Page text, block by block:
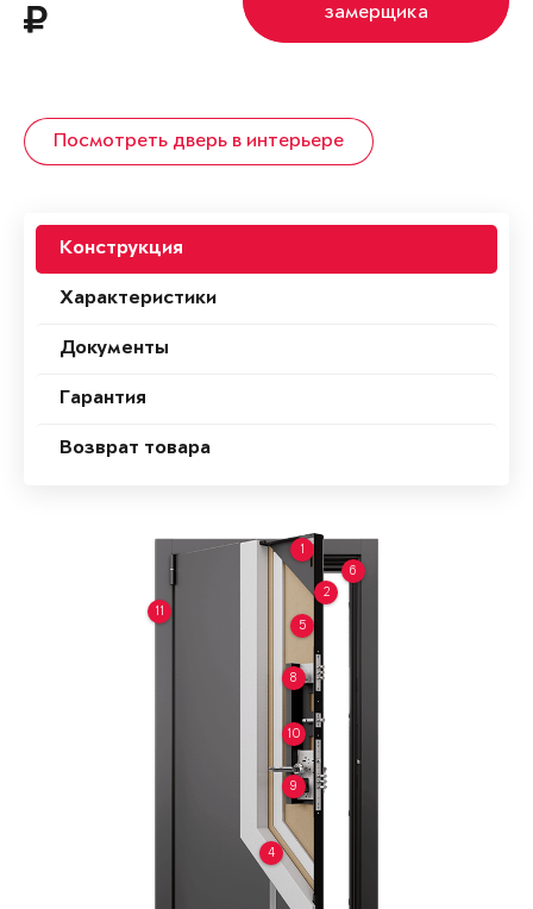
замерщика
Посмотреть дверь в интерьере
Конструкция
Характеристики
Документы
Гарантия
Возврат товара
1
2
4
5
6
8
9
10
11